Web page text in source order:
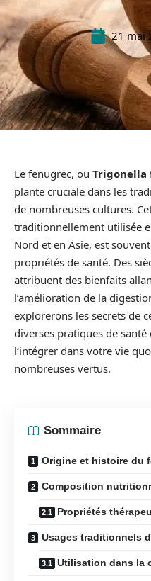
21 mai
Le fenugrec, ou Trigonella
plante cruciale dans les
de nombreuses cultures.
traditionnellement utilisée
Nord et en Asie, est
propriétés de santé. Des
attribuent des bienfaits
l’amélioration de la
explorerons les secrets de
diverses pratiques de
l’intégrer dans votre vie
nombreuses vertus.
Sommaire
Origine et histoire du
Composition
Propriétés
Usages traditionnels
Utilisation dans la